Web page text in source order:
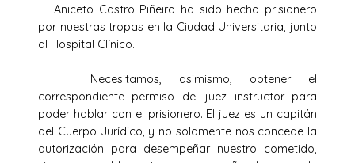
Aniceto Castro Piñeiro ha sido hecho prisionero
por nuestras tropas en la Ciudad Universitaria, junto
al Hospital Clínico.
Necesitamos, asimismo, obtener el
correspondiente permiso del juez instructor para
poder hablar con el prisionero. El juez es un capitán
del Cuerpo Jurídico, y no solamente nos concede la
autorización para desempeñar nuestro cometido,